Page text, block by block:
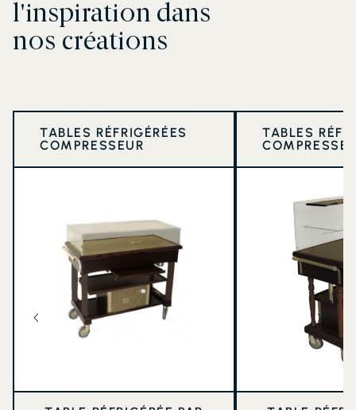
l'inspiration dans
nos créations
TABLES RÉFRIGÉRÉES
COMPRESSEUR
TABLES